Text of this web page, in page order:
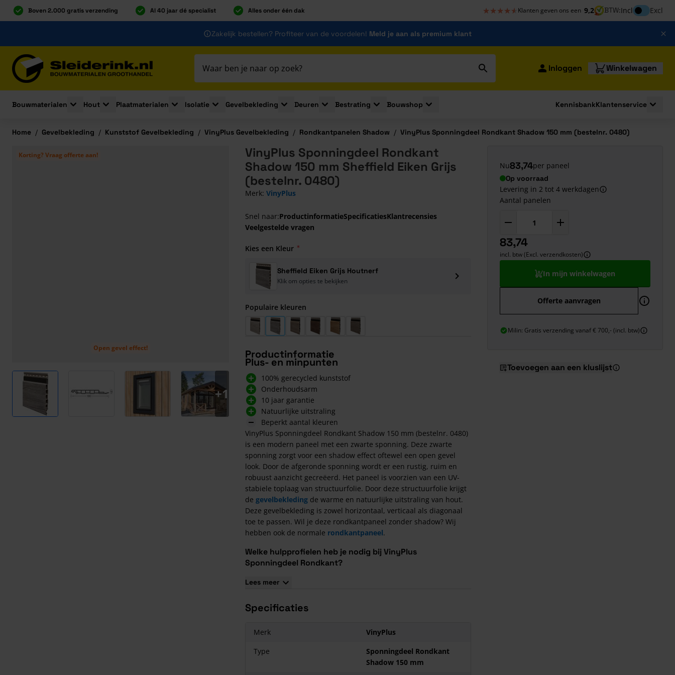
Boven 2.000 gratis verzending Al 40 jaar dé specialist Alles onder één dak ★★★★★
★★★★★ Klanten geven ons een 9,2 BTW:InclInclusief btw
Excl
Zakelijk bestellen? Profiteer van de voordelen! Meld je aan als premium klant
Inloggen Winkelwagen
Bouwmaterialen
Toggle submenu for Bouwmaterialen
Hout
Toggle submenu for Hout
Plaatmaterialen
Toggle submenu for Plaatmaterialen
Isolatie
Toggle submenu for Isolatie
Gevelbekleding
Toggle submenu for Gevelbekleding
Deuren
Toggle submenu for Deuren
Bestrating
Toggle submenu for Bestrating
Bouwshop
Toggle submenu for Bouwshop
KennisbankKlantenservice
Home / Gevelbekleding / Kunststof Gevelbekleding / VinyPlus Gevelbekleding / Rondkantpanelen Shadow / VinyPlus Sponningdeel Rondkant Shadow 150 mm (bestelnr. 0480)
Korting? Vraag offerte aan!
Open gevel effect!
View larger image View larger imageView larger image View larger image
+1
VinyPlus Sponningdeel Rondkant
Shadow 150 mm Sheffield Eiken Grijs
(bestelnr. 0480)
Merk: VinyPlus
Snel naar:ProductinformatieSpecificatiesKlantrecensies
Veelgestelde vragen
Kies een Kleur
Sheffield Eiken Grijs Houtnerf
Klik om opties te bekijken
Populaire kleuren
Sheffield Eiken Wit Houtnerf
Sheffield Eiken Grijs Houtnerf
Vergrijsd Red Cedar Houtnerf
Turners Eiken Bruin Houtnerf
Turners Eiken Houtnerf
Anteak Vergrijsd Houtnerf
Productinformatie
Plus- en minpunten
100% gerecycled kunststof
Onderhoudsarm
10 jaar garantie
Natuurlijke uitstraling
Beperkt aantal kleuren
VinyPlus Sponningdeel Rondkant Shadow 150 mm (bestelnr. 0480)
is een modern paneel met een zwarte sponning. Deze zwarte
sponning zorgt voor een shadow effect oftewel een open gevel
look. Door de afgeronde sponning wordt er een rustig, ruim en
robuust aanzicht gecreëerd. Het paneel is voorzien van een UV-
stabiele toplaag van structuurfolie. Door deze structuurfolie krijgt
de gevelbekleding de warme en natuurlijke uitstraling van hout.
Deze gevelbekleding is zowel horizontaal, verticaal als diagonaal
toe te passen. Wil je deze rondkantpaneel zonder shadow? Wij
hebben ook de normale rondkantpaneel.
Welke hulpprofielen heb je nodig bij VinyPlus
Sponningdeel Rondkant?
Startprofiel verticale bekleding (0413)
Afwateringsprofiel (0488)
Ventilatieprofiel (0423)
Ventilatieprofiel op rol (0422), (0427) en (0428)
Lees meer
Specificaties
Merk
VinyPlus
Type
Sponningdeel Rondkant
Shadow 150 mm
Nu83,74per paneel
Op voorraad
Levering in 2 tot 4 werkdagen
Aantal panelen
83,74
incl. btw (Excl. verzendkosten)
In mijn winkelwagen
Offerte aanvragen
Milin: Gratis verzending vanaf € 700,- (incl. btw)
Toevoegen aan een kluslijst